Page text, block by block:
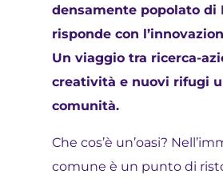
densamente popolato di
risponde con
Un viaggio tra ricerca-
creatività e nuovi rifugi
comunità.
Che cos’è un’oasi?
comune è un punto di